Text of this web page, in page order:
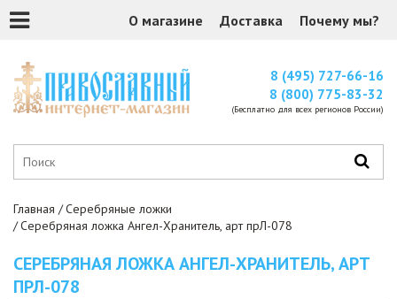
О магазине Доставка Почему мы?
8 (495) 727-66-16
8 (800) 775-83-32
(Бесплатно для всех регионов России)
Главная
Серебряные ложки
Серебряная ложка Ангел-Хранитель, арт прЛ-078
СЕРЕБРЯНАЯ ЛОЖКА АНГЕЛ-ХРАНИТЕЛЬ, АРТ
ПРЛ-078